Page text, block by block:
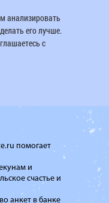
помогает
и
счастье и
анкет в банке
анализировать
его лучше.
с